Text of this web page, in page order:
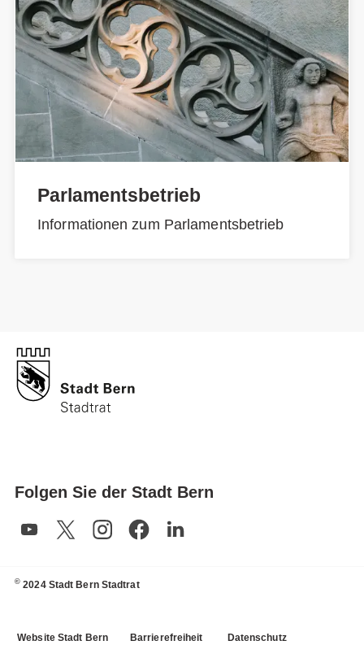
Parlamentsbetrieb
Informationen zum Parlamentsbetrieb
Folgen Sie der Stadt Bern
© 2024 Stadt Bern Stadtrat
Website Stadt Bern Barrierefreiheit Datenschutz